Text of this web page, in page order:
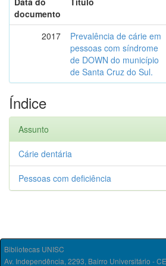
documento
2017
Prevalência de cárie em
pessoas com síndrome
de DOWN do município
de Santa Cruz do Sul.
Índice
Assunto
Cárie dentária
Pessoas com deficiência
Bibliotecas UNISC
Av. Independência, 2293, Bairro Universitário -